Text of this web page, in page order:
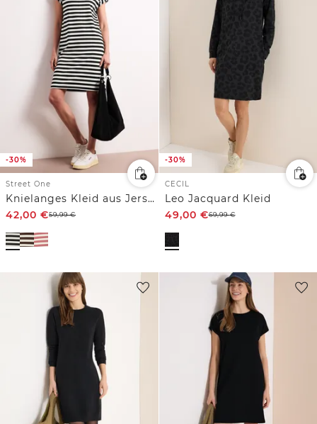
-30%
Street One
Knielanges Kleid aus Jersey mit Streifen
42,00 €59,99€
-30%
CECIL
Leo Jacquard Kleid
49,00 €69,99€